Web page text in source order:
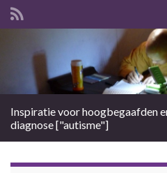
Search for:
Inspiratie voor hoogbegaafden
diagnose ["autisme"]